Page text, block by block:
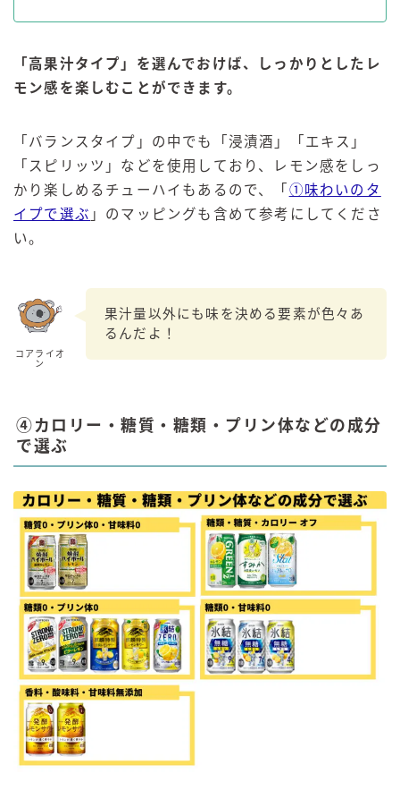
「高果汁タイプ」を選んでおけば、しっかりとしたレ
モン感を楽しむことができます。
「バランスタイプ」の中でも「浸漬酒」「エキス」
「スピリッツ」などを使用しており、レモン感をしっ
かり楽しめるチューハイもあるので、「 ①味わいのタ
イプで選ぶ 」のマッピングも含めて参考にしてくださ
い。
コアライオ
ン
果汁量以外にも味を決める要素が色々あ
るんだよ！
④カロリー・糖質・糖類・プリン体などの成分
で選ぶ